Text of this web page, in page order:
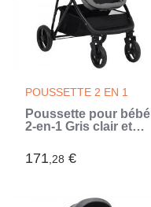
POUSSETTE 2 EN 1
Poussette pour bébé
2-en-1 Gris clair et
171,28 €